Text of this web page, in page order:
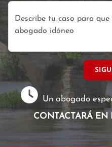
Un abogado
CONTACTARÁ EN